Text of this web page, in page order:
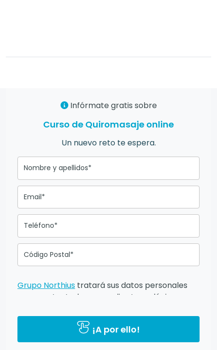
Infórmate gratis sobre
Curso de Quiromasaje online
Un nuevo reto te espera.
Nombre y apellidos*
Email*
Teléfono*
Código Postal*
Grupo Northius tratará sus datos personales
para contactarle por medios tecnológicos,
con el fin de ofrecerle información del
programa formativo seleccionado o de otros
directamente relacionados con el interés
¡A por ello!